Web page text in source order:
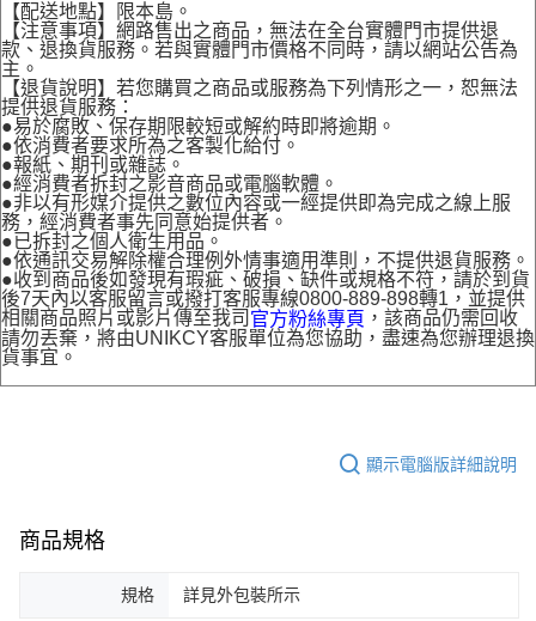
【配送地點】限本島。
【注意事項】網路售出之商品，無法在全台實體門市提供退
款、退換貨服務。若與實體門市價格不同時，請以網站公告為
主。
【退貨說明】若您購買之商品或服務為下列情形之一，恕無法
提供退貨服務：
●易於腐敗、保存期限較短或解約時即將逾期。
●依消費者要求所為之客製化給付。
●報紙、期刊或雜誌。
●經消費者拆封之影音商品或電腦軟體。
●非以有形媒介提供之數位內容或一經提供即為完成之線上服
務，經消費者事先同意始提供者。
●已拆封之個人衛生用品。
●依通訊交易解除權合理例外情事適用準則，不提供退貨服務。
●收到商品後如發現有瑕疵、破損、缺件或規格不符，請於到貨
後7天內以客服留言或撥打客服專線0800-889-898轉1，並提供
相關商品照片或影片傳至我司 官方粉絲專頁 ，該商品仍需回收
請勿丟棄，將由UNIKCY客服單位為您協助，盡速為您辦理退換
貨事宜。
顯示電腦版詳細說明
商品規格
規格 詳見外包裝所示